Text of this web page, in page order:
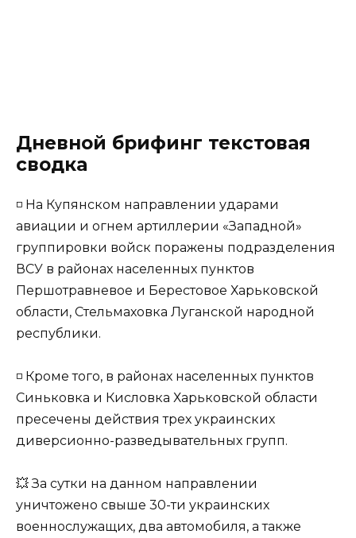
Дневной брифинг текстовая
сводка
◽️ На Купянском направлении ударами
авиации и огнем артиллерии «Западной»
группировки войск поражены подразделения
ВСУ в районах населенных пунктов
Першотравневое и Берестовое Харьковской
области, Стельмаховка Луганской народной
республики.
◽️ Кроме того, в районах населенных пунктов
Синьковка и Кисловка Харьковской области
пресечены действия трех украинских
диверсионно-разведывательных групп.
💥 За сутки на данном направлении
уничтожено свыше 30-ти украинских
военнослужащих, два автомобиля, а также